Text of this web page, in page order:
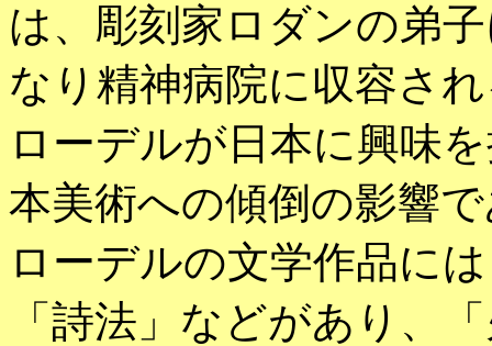
は、彫刻家ロダンの弟
なり精神病院に収容さ
ローデルが日本に興味
本美術への傾倒の影響
ローデルの文学作品に
「詩法」などがあり、